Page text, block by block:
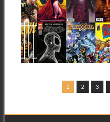
ACTUALIZACIÓN
DE FICHAS DE
CÓMICS
(23/05/2021): ABRIL
2021
Hola a todos. Sed bienvenidos
una vez más a esta sección...
▶
1 2 3